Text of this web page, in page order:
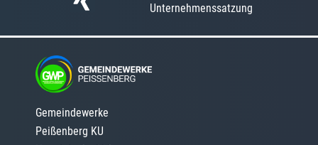
Unternehmenssatzung
Gemeindewerke
Peißenberg KU